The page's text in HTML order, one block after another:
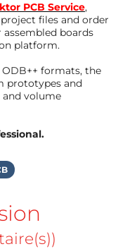
PCB Service,
files and order
boards
platform.
formats, the
prototypes and
volume